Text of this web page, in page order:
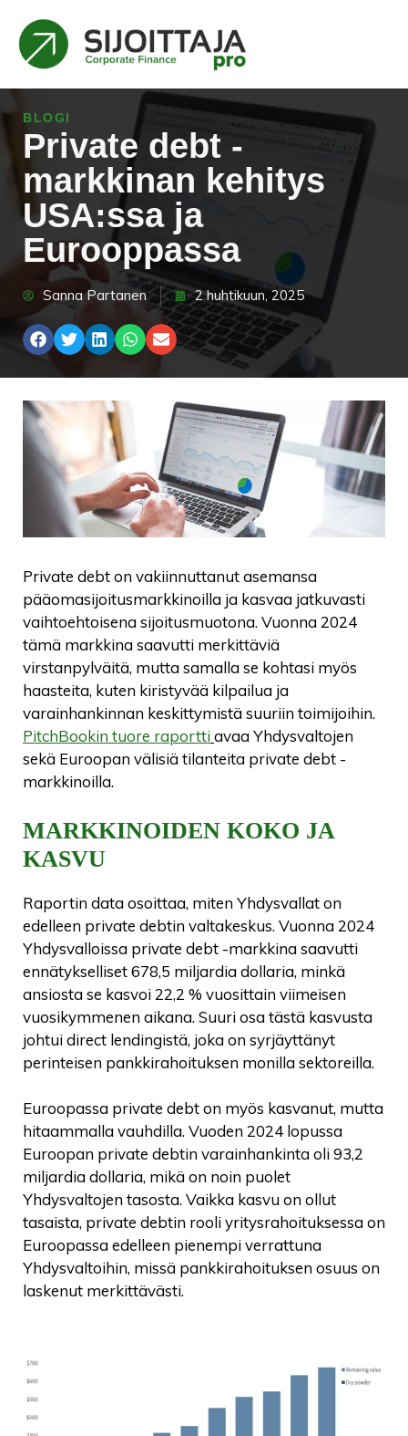
BLOGI
Private debt -
markkinan kehitys
USA:ssa ja
Eurooppassa
Sanna Partanen 2 huhtikuun, 2025
Private debt on vakiinnuttanut asemansa
pääomasijoitusmarkkinoilla ja kasvaa jatkuvasti
vaihtoehtoisena sijoitusmuotona. Vuonna 2024
tämä markkina saavutti merkittäviä
virstanpylväitä, mutta samalla se kohtasi myös
haasteita, kuten kiristyvää kilpailua ja
varainhankinnan keskittymistä suuriin toimijoihin.
PitchBookin tuore raporttiavaa Yhdysvaltojen
sekä Euroopan välisiä tilanteita private debt -
markkinoilla.
MARKKINOIDEN KOKO JA
KASVU
Raportin data osoittaa, miten Yhdysvallat on
edelleen private debtin valtakeskus. Vuonna 2024
Yhdysvalloissa private debt -markkina saavutti
ennätykselliset 678,5 miljardia dollaria, minkä
ansiosta se kasvoi 22,2 % vuosittain viimeisen
vuosikymmenen aikana. Suuri osa tästä kasvusta
johtui direct lendingistä, joka on syrjäyttänyt
perinteisen pankkirahoituksen monilla sektoreilla.
Euroopassa private debt on myös kasvanut, mutta
hitaammalla vauhdilla. Vuoden 2024 lopussa
Euroopan private debtin varainhankinta oli 93,2
miljardia dollaria, mikä on noin puolet
Yhdysvaltojen tasosta. Vaikka kasvu on ollut
tasaista, private debtin rooli yritysrahoituksessa on
Euroopassa edelleen pienempi verrattuna
Yhdysvaltoihin, missä pankkirahoituksen osuus on
laskenut merkittävästi.